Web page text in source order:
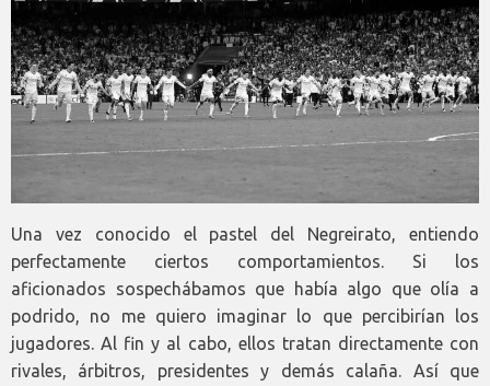
Una vez conocido el pastel del Negreirato, entiendo
perfectamente ciertos comportamientos. Si los
aficionados sospechábamos que había algo que olía a
podrido, no me quiero imaginar lo que percibirían los
jugadores. Al fin y al cabo, ellos tratan directamente con
rivales, árbitros, presidentes y demás calaña. Así que